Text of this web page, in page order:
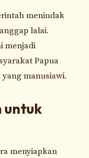
menindak
lalai.
menjadi
Papua
manusiawi.
untuk
menyiapkan